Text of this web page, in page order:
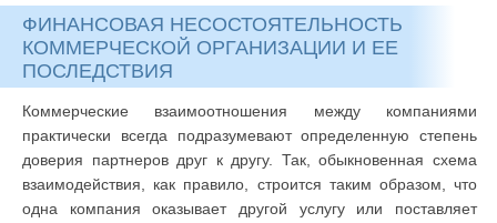
ФИНАНСОВАЯ НЕСОСТОЯТЕЛЬНОСТЬ
КОММЕРЧЕСКОЙ ОРГАНИЗАЦИИ И ЕЕ
ПОСЛЕДСТВИЯ
Коммерческие взаимоотношения между компаниями
практически всегда подразумевают определенную степень
доверия партнеров друг к другу. Так, обыкновенная схема
взаимодействия, как правило, строится таким образом, что
одна компания оказывает другой услугу или поставляет